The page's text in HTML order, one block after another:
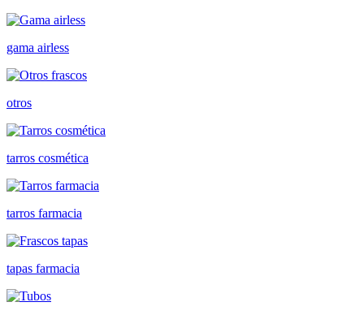
gama airless
otros
tarros cosmética
tarros farmacia
tapas farmacia